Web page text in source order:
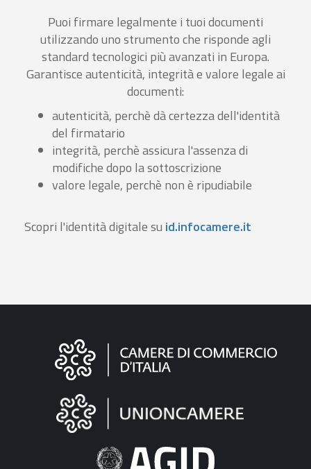
Puoi firmare legalmente i tuoi documenti
utilizzando uno strumento che risponde agli
standard tecnologici più avanzati in Europa.
Garantisce autenticità, integrità e valore legale ai
documenti:
autenticità, perchè dà certezza dell'identità
del firmatario
integrità, perchè assicura l'assenza di
modifiche dopo la sottoscrizione
valore legale, perchè non è ripudiabile
Scopri l'identità digitale su id.infocamere.it
Informazioni
"Fattura
Elettronica"